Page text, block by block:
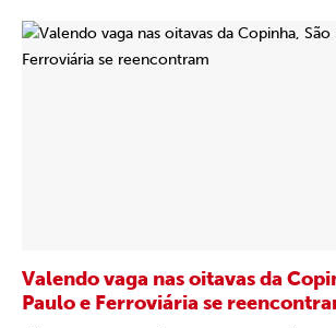
Valendo vaga nas oitavas da
Paulo e Ferroviária se